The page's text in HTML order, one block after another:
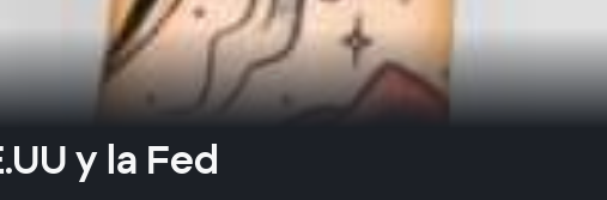
y la Fed